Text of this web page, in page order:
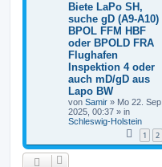
Biete LaPo SH,
suche gD (A9-A10)
BPOL FFM HBF
oder BPOLD FRA
Flughafen
Inspektion 4 oder
auch mD/gD aus
Lapo BW
von Samir » Mo 22. Sep
2025, 00:37 » in
Schleswig-Holstein
1 2